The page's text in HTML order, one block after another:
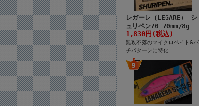
レガーレ（LEGARE） シ
ュリペン70 70mm/8g
1,830円(税込)
難攻不落のマイクロベイト&バ
チパターンに特化